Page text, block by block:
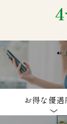
お得な優遇